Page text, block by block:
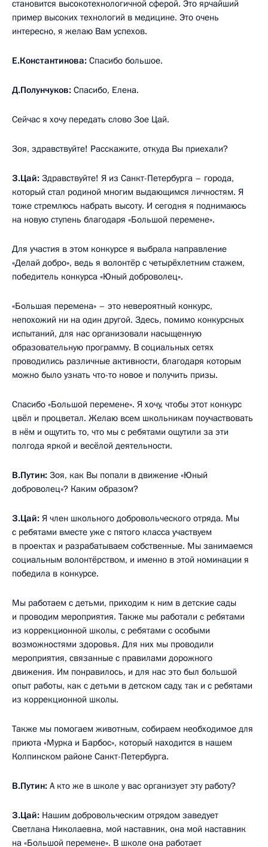
становится высокотехнологичной сферой. Это ярчайший
пример высоких технологий в медицине. Это очень
интересно, я желаю Вам успехов.
Е.Константинова: Спасибо большое.
Д.Полунчуков: Спасибо, Елена.
Сейчас я хочу передать слово Зое Цай.
Зоя, здравствуйте! Расскажите, откуда Вы приехали?
З.Цай: Здравствуйте! Я из Санкт-Петербурга – города,
который стал родиной многим выдающимся личностям. Я
тоже стремлюсь набрать высоту. И сегодня я поднимаюсь
на новую ступень благодаря «Большой перемене».
Для участия в этом конкурсе я выбрала направление
«Делай добро», ведь я волонтёр с четырёхлетним стажем,
победитель конкурса «Юный доброволец».
«Большая перемена» – это невероятный конкурс,
непохожий ни на один другой. Здесь, помимо конкурсных
испытаний, для нас организовали насыщенную
образовательную программу. В социальных сетях
проводились различные активности, благодаря которым
можно было узнать что-то новое и получить призы.
Спасибо «Большой перемене». Я хочу, чтобы этот конкурс
цвёл и процветал. Желаю всем школьникам поучаствовать
в нём и ощутить то, что мы с ребятами ощутили за эти
полгода яркой и весёлой деятельности.
В.Путин: Зоя, как Вы попали в движение «Юный
доброволец»? Каким образом?
З.Цай: Я член школьного добровольческого отряда. Мы
с ребятами вместе уже с пятого класса участвуем
в проектах и разрабатываем собственные. Мы занимаемся
социальным волонтёрством, и именно в этой номинации я
победила в конкурсе.
Мы работаем с детьми, приходим к ним в детские сады
и проводим мероприятия. Также мы работали с ребятами
из коррекционной школы, с ребятами с особыми
возможностями здоровья. Для них мы проводили
мероприятия, связанные с правилами дорожного
движения. Им понравилось, и для нас это был большой
опыт работы, как с детьми в детском саду, так и с ребятами
из коррекционной школы.
Также мы помогаем животным, собираем необходимое для
приюта «Мурка и Барбос», который находится в нашем
Колпинском районе Санкт-Петербурга.
В.Путин: А кто же в школе у вас организует эту работу?
З.Цай: Нашим добровольческим отрядом заведует
Светлана Николаевна, мой наставник, она мой наставник
на «Большой перемене». В школе она работает